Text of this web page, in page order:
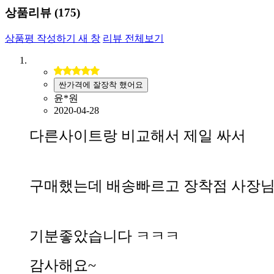
상품리뷰 (175)
상품평 작성하기 새 창 리뷰 전체보기
싼가격에 잘장착 했어요
윤*원
2020-04-28
다른사이트랑 비교해서 제일 싸서
구매했는데 배송빠르고 장착점 사장
기분좋았습니다 ㅋㅋㅋ
감사해요~